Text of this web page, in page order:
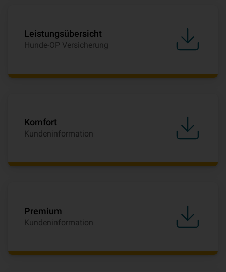
Leistungsübersicht
Hunde-OP Versicherung
Komfort
Kundeninformation
Premium
Kundeninformation